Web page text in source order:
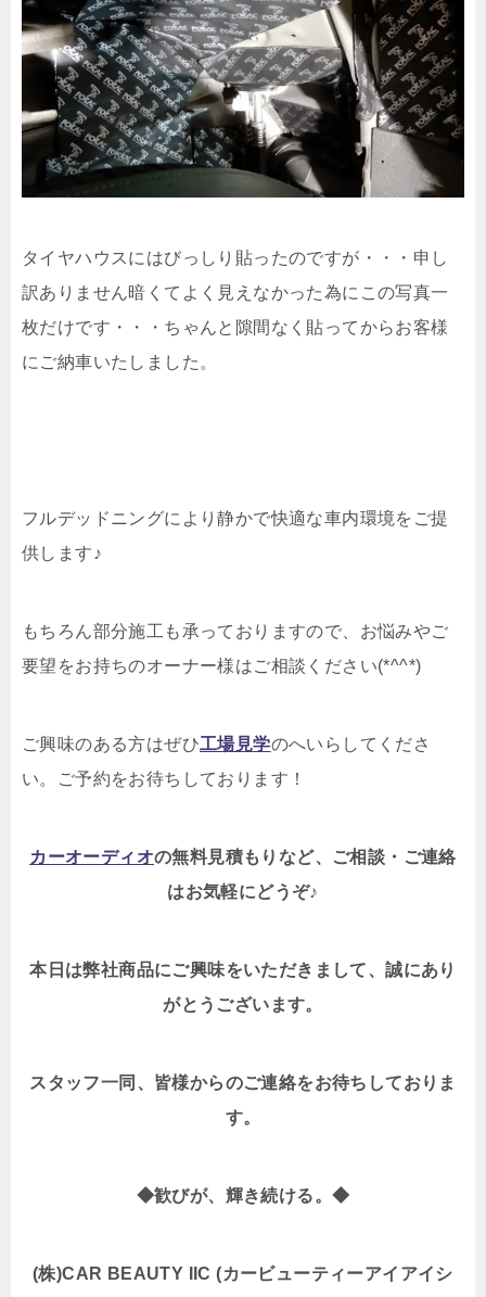
タイヤハウスにはびっしり貼ったのですが・・・申し
訳ありません暗くてよく見えなかった為にこの写真一
枚だけです・・・ちゃんと隙間なく貼ってからお客様
にご納車いたしました。
フルデッドニングにより静かで快適な車内環境をご提
供します♪
もちろん部分施工も承っておりますので、お悩みやご
要望をお持ちのオーナー様はご相談ください(*^^*)
ご興味のある方はぜひ工場見学のへいらしてくださ
い。ご予約をお待ちしております！
カーオーディオの無料見積もりなど、ご相談・ご連絡
はお気軽にどうぞ♪
本日は弊社商品にご興味をいただきまして、誠にあり
がとうございます。
スタッフ一同、皆様からのご連絡をお待ちしておりま
す。
◆歓びが、輝き続ける。◆
(株)CAR BEAUTY IIC (カービューティーアイアイシ